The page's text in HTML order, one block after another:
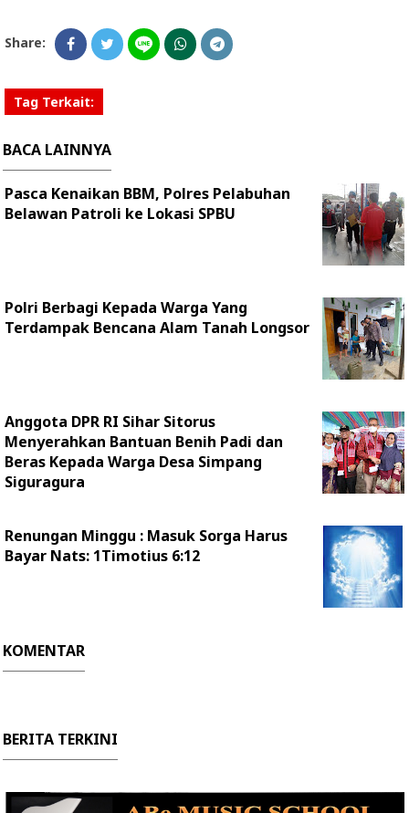
Share:
Tag Terkait:
BACA LAINNYA
Pasca Kenaikan BBM, Polres Pelabuhan
Belawan Patroli ke Lokasi SPBU
Polri Berbagi Kepada Warga Yang
Terdampak Bencana Alam Tanah Longsor
Anggota DPR RI Sihar Sitorus
Menyerahkan Bantuan Benih Padi dan
Beras Kepada Warga Desa Simpang
Siguragura
Renungan Minggu : Masuk Sorga Harus
Bayar Nats: 1Timotius 6:12
KOMENTAR
BERITA TERKINI